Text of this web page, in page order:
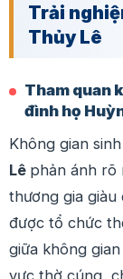
Trải
Thủy Lê
Tham quan
đình họ
Không gian
Lê phản ánh rõ
thương gia giàu
được tổ chức
giữa không
vực thờ cúng,